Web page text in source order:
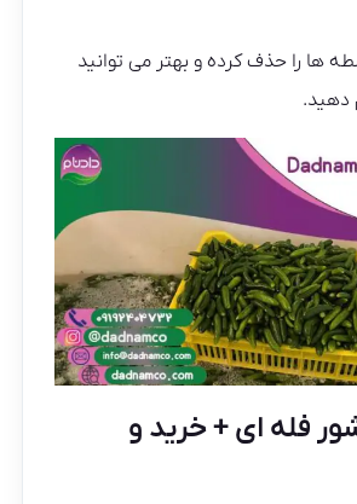
ها را حذف کرده و بهتر می توانید
دهید.
فله ای + خرید و